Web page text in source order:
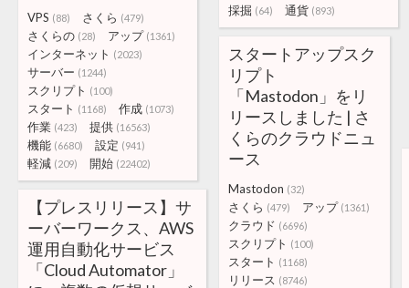
採掘 (64) 通貨 (893)
VPS (88) さくら (479)
さくらの (28) アップ (1361)
インターネット (2023)
サーバー (1244)
スクリプト (100)
スタート (1168) 作成 (1073)
作業 (423) 提供 (16563)
機能 (6680) 設定 (941)
軽減 (209) 開始 (22402)
スタートアップスク
リプト
「Mastodon」をリ
リースしました | さ
くらのクラウドニュ
ース
Mastodon (32)
さくら (479) アップ (1361)
クラウド (6696)
スクリプト (100)
スタート (1168)
リリース (8746)
【プレスリリース】サ
ーバーワークス、AWS
運用自動化サービス
「Cloud Automator」